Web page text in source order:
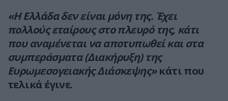
«Η Ελλάδα δεν είναι μόνη της. Έχει
πολλούς εταίρους στο πλευρό της, κάτι
που αναμένεται να αποτυπωθεί και στα
συμπεράσματα (Διακήρυξη) της
Ευρωμεσογειακής Διάσκεψης»κάτι που
τελικά έγινε.